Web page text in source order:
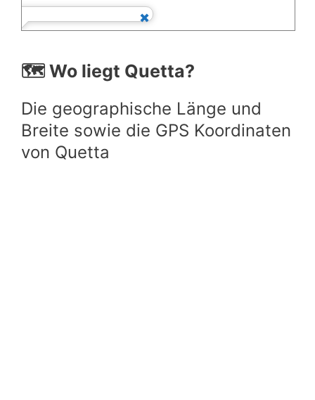
🗺️ Wo liegt Quetta?
Die geographische Länge und
Breite sowie die GPS Koordinaten
von Quetta